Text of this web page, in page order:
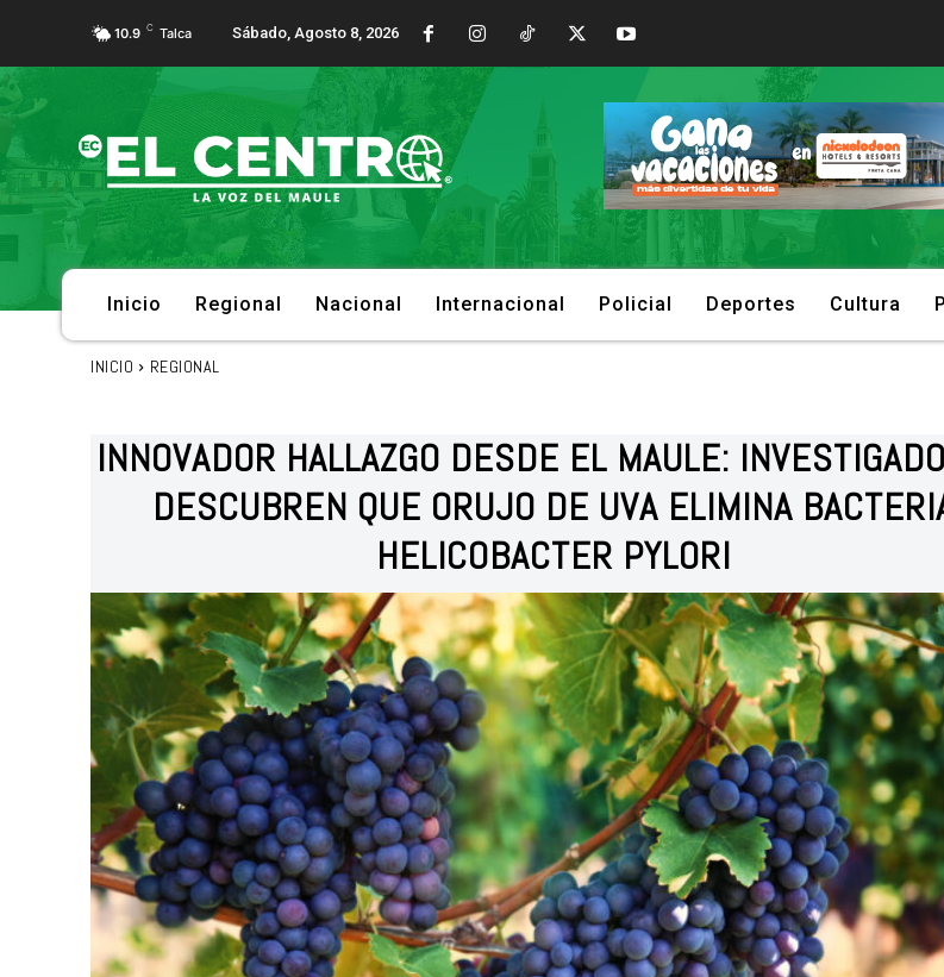
10.9 C Talca Sábado, Agosto 8, 2026
Inicio Regional Nacional Internacional Policial Deportes Cultura
INICIO REGIONAL
INNOVADOR HALLAZGO DESDE EL MAULE:
DESCUBREN QUE ORUJO DE UVA ELIMINA
HELICOBACTER PYLORI